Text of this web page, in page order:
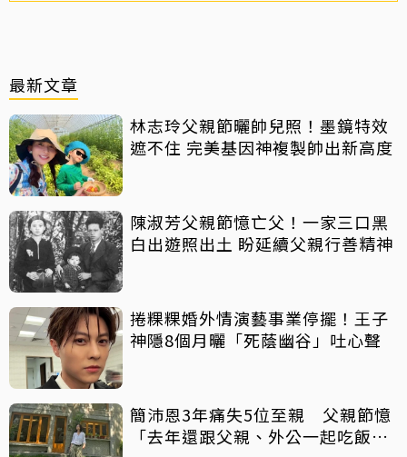
最新文章
林志玲父親節曬帥兒照！墨鏡特效
遮不住 完美基因神複製帥出新高度
陳淑芳父親節憶亡父！一家三口黑
白出遊照出土 盼延續父親行善精神
捲粿粿婚外情演藝事業停擺！王子
神隱8個月曬「死蔭幽谷」吐心聲
簡沛恩3年痛失5位至親 父親節憶
「去年還跟父親、外公一起吃飯聊